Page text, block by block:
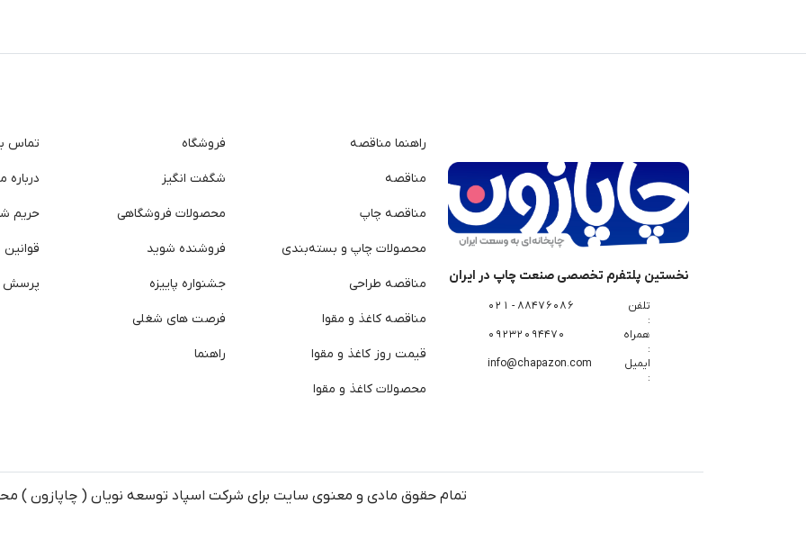
نخستین پلتفرم تخصصی صنعت چاپ در ایران
تلفن
:
88476086 - 021
همراه
:
09232094470
ایمیل
:
info@chapazon.com
راهنما مناقصه
مناقصه
مناقصه چاپ
محصولات چاپ و بسته‌بندی
مناقصه طراحی
مناقصه کاغذ و مقوا
قیمت روز کاغذ و مقوا
محصولات کاغذ و مقوا
فروشگاه
شگفت انگیز
محصولات فروشگاهی
فروشنده شوید
جشنواره پاییزه
فرصت های شغلی
راهنما
تماس
درباره
حریم
پرسش
تمام حقوق مادی و معنوی سایت برای شرکت اسپاد توسعه نویان ( چاپازون )